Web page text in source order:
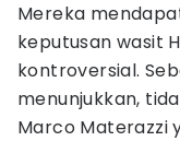
Mereka
keputusan wasit
kontroversial.
menunjukkan,
Marco Materazzi